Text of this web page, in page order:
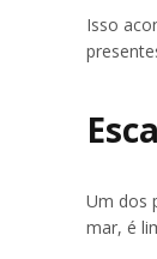
Isso
Um dos
mar, é